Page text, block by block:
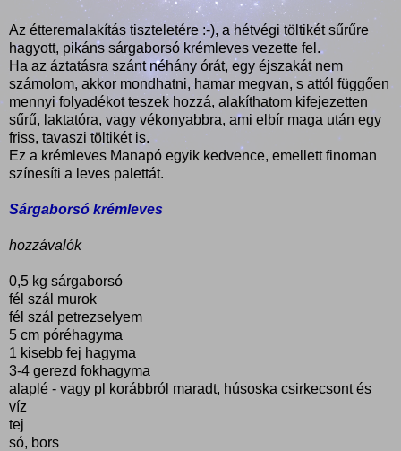
Az étteremalakítás tiszteletére :-), a hétvégi töltikét sűrűre
hagyott, pikáns sárgaborsó krémleves vezette fel.
Ha az áztatásra szánt néhány órát, egy éjszakát nem
számolom, akkor mondhatni, hamar megvan, s attól függően
mennyi folyadékot teszek hozzá, alakíthatom kifejezetten
sűrű, laktatóra, vagy vékonyabbra, ami elbír maga után egy
friss, tavaszi töltikét is.
Ez a krémleves Manapó egyik kedvence, emellett finoman
színesíti a leves palettát.
Sárgaborsó krémleves
hozzávalók
0,5 kg sárgaborsó
fél szál murok
fél szál petrezselyem
5 cm póréhagyma
1 kisebb fej hagyma
3-4 gerezd fokhagyma
alaplé - vagy pl korábbról maradt, húsoska csirkecsont és
víz
tej
só, bors